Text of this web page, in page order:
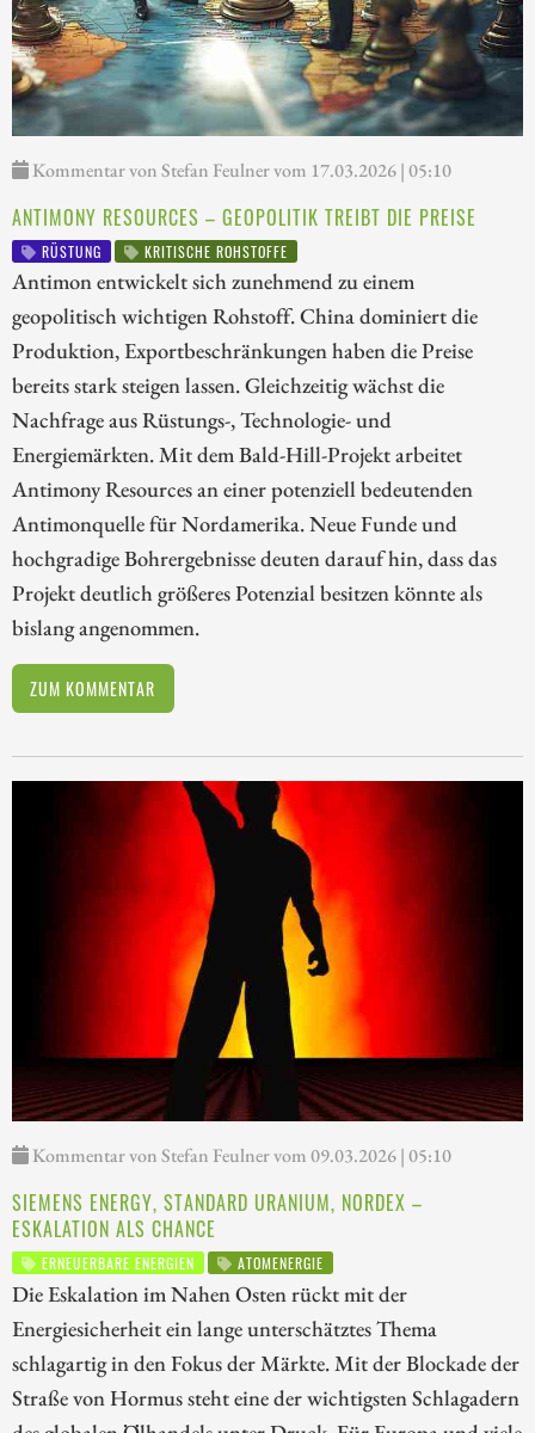
Kommentar von Stefan Feulner vom 17.03.2026 | 05:10
ANTIMONY RESOURCES – GEOPOLITIK TREIBT DIE PREISE
RÜSTUNG KRITISCHE ROHSTOFFE
Antimon entwickelt sich zunehmend zu einem
geopolitisch wichtigen Rohstoff. China dominiert die
Produktion, Exportbeschränkungen haben die Preise
bereits stark steigen lassen. Gleichzeitig wächst die
Nachfrage aus Rüstungs-, Technologie- und
Energiemärkten. Mit dem Bald-Hill-Projekt arbeitet
Antimony Resources an einer potenziell bedeutenden
Antimonquelle für Nordamerika. Neue Funde und
hochgradige Bohrergebnisse deuten darauf hin, dass das
Projekt deutlich größeres Potenzial besitzen könnte als
bislang angenommen.
ZUM KOMMENTAR
Kommentar von Stefan Feulner vom 09.03.2026 | 05:10
SIEMENS ENERGY, STANDARD URANIUM, NORDEX –
ESKALATION ALS CHANCE
ERNEUERBARE ENERGIEN ATOMENERGIE
Die Eskalation im Nahen Osten rückt mit der
Energiesicherheit ein lange unterschätztes Thema
schlagartig in den Fokus der Märkte. Mit der Blockade der
Straße von Hormus steht eine der wichtigsten Schlagadern